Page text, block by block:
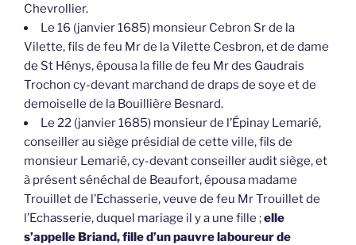
Chevrollier.
Le 16 (janvier 1685) monsieur Cebron Sr de la
Vilette, fils de feu Mr de la Vilette Cesbron, et de dame
de St Hénys, épousa la fille de feu Mr des Gaudrais
Trochon cy-devant marchand de draps de soye et de
demoiselle de la Bouillière Besnard.
Le 22 (janvier 1685) monsieur de l’Épinay Lemarié,
conseiller au siège présidial de cette ville, fils de
monsieur Lemarié, cy-devant conseiller audit siège, et
à présent sénéchal de Beaufort, épousa madame
Trouillet de l’Echasserie, veuve de feu Mr Trouillet de
l’Echasserie, duquel mariage il y a une fille ;elle
s’appelle Briand, fille d’un pauvre laboureur de